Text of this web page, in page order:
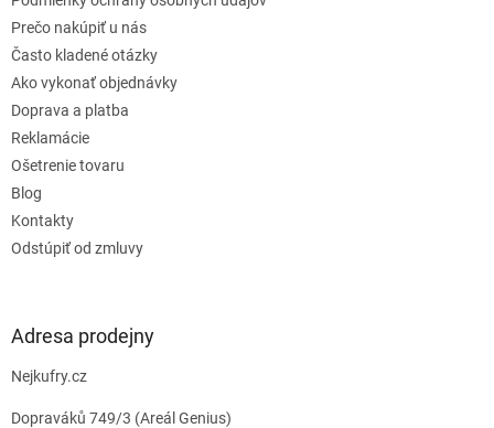
Prečo nakúpiť u nás
Často kladené otázky
Ako vykonať objednávky
Doprava a platba
Reklamácie
Ošetrenie tovaru
Blog
Kontakty
Odstúpiť od zmluvy
Adresa prodejny
Nejkufry.cz
Dopraváků 749/3 (Areál Genius)